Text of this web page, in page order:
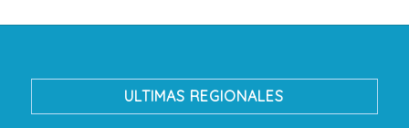
ULTIMAS REGIONALES